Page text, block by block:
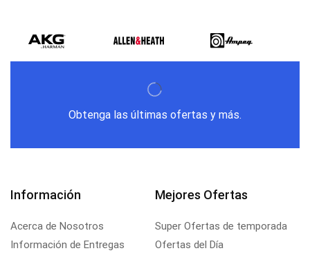
Obtenga las últimas ofertas y más.
Información
Acerca de Nosotros
Información de Entregas
Mejores Ofertas
Super Ofertas de temporada
Ofertas del Día